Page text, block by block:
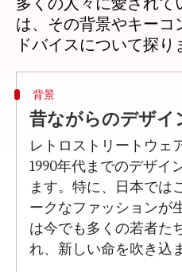
は、その背景やキーコ
背景
昔ながらのデザイ
レトロストリートウェ
1990年代までのデザイ
ます。特に、日本では
ークなファッションが
は今でも多くの若者た
れ、新しい命を吹き込